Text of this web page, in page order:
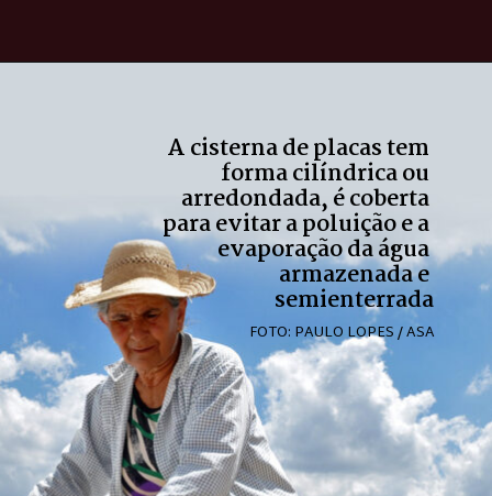
A cisterna de placas tem
forma cilíndrica ou
arredondada, é coberta
para evitar a poluição e a
evaporação da água
armazenada e
semienterrada
FOTO: PAULO LOPES / ASA